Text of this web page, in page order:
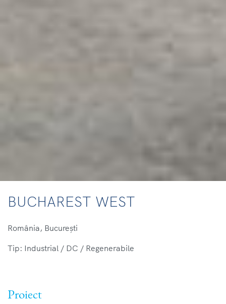
BUCHAREST WEST
România, București
Tip: Industrial / DC / Regenerabile
Proiect